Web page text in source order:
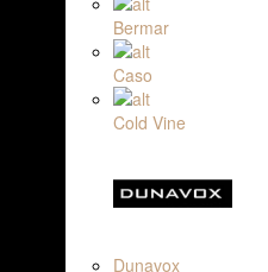
Bermar
Caso
Cold Vine
Dunavox